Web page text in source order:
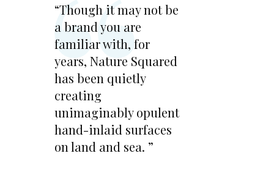
“Though it may not be
a brand you are
familiar with, for
years, Nature Squared
has been quietly
creating
unimaginably opulent
hand-inlaid surfaces
on land and sea. ”